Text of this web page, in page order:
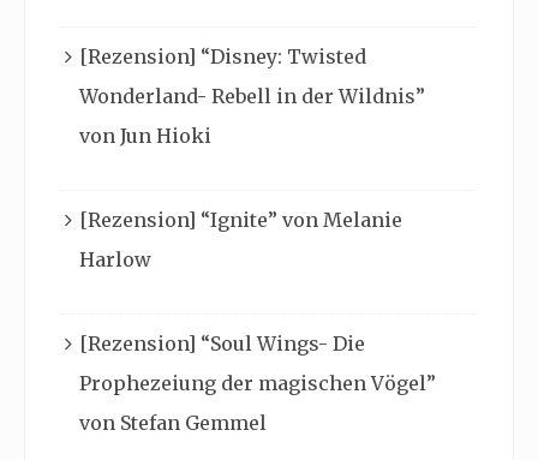
[Rezension] “Disney: Twisted
Wonderland- Rebell in der Wildnis”
von Jun Hioki
[Rezension] “Ignite” von Melanie
Harlow
[Rezension] “Soul Wings- Die
Prophezeiung der magischen Vögel”
von Stefan Gemmel